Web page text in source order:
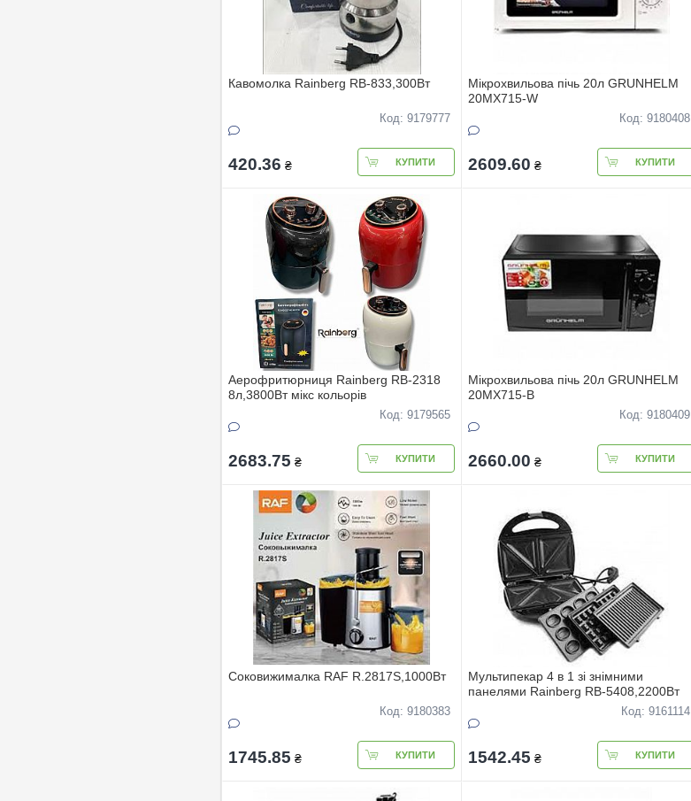
Кавомолка Rainberg RB-833,300Вт
Код: 9179777
420.36 ₴ КУПИТИ
Мiкрохвильова пiчь 20л GRUNHELM
20MX715-W
Код: 9180408
2609.60 ₴ КУПИТИ
Аерофритюрниця Rainberg RB-2318
8л,3800Вт мiкс кольорiв
Код: 9179565
2683.75 ₴ КУПИТИ
Мiкрохвильова пiчь 20л GRUNHELM
20MX715-В
Код: 9180409
2660.00 ₴ КУПИТИ
Соковижималка RAF R.2817S,1000Вт
Код: 9180383
1745.85 ₴ КУПИТИ
Мультипекар 4 в 1 зi знiмними
панелями Rainberg RB-5408,2200Вт
Код: 9161114
1542.45 ₴ КУПИТИ